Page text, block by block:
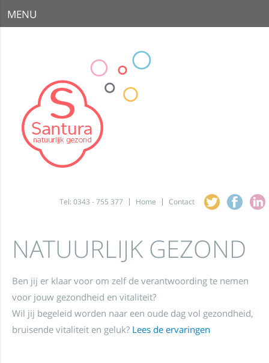
MENU
Tel: 0343 - 755 377 Home Contact
NATUURLIJK GEZOND
Ben jij er klaar voor om zelf de verantwoording te nemen
voor jouw gezondheid en vitaliteit?
Wil jij begeleid worden naar een oude dag vol gezondheid,
bruisende vitaliteit en geluk? Lees de ervaringen